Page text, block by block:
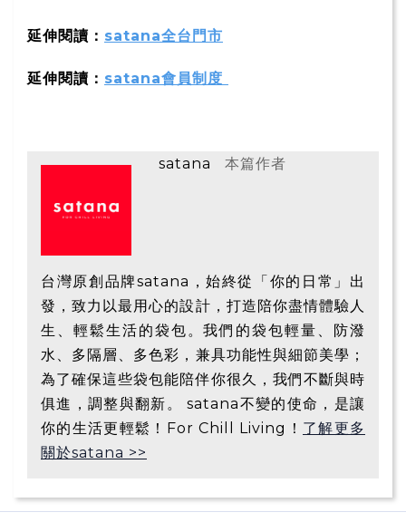
延伸閱讀： satana全台門市
延伸閱讀： satana會員制度
satana 本篇作者
台灣原創品牌satana，始終從「你的日常」出
發，致力以最用心的設計，打造陪你盡情體驗人
生、輕鬆生活的袋包。我們的袋包輕量、防潑
水、多隔層、多色彩，兼具功能性與細節美學；
為了確保這些袋包能陪伴你很久，我們不斷與時
俱進，調整與翻新。 satana不變的使命，是讓
你的生活更輕鬆！For Chill Living！ 了解更多
關於satana >>